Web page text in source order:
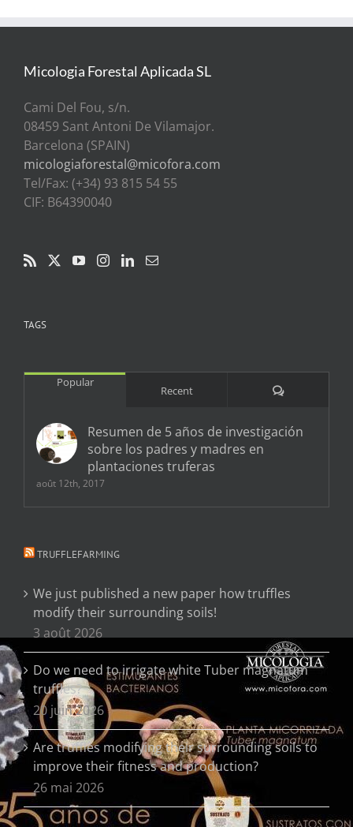
Micologia Forestal Aplicada SL
Cami Del Fou, s/n.
08459 Sant Antoni De Vilamajor.
Barcelona (SPAIN)
micologiaforestal@micofora.com
Tel/Fax: (+34) 93 815 54 55
CIF: B64390040
TAGS
Popular
Recent Comments
Resumen de 5 años de investigación
sobre los padres y madres en
plantaciones truferas
août 12th, 2017
TRUFFLEFARMING
We just published a new paper how truffles
modify their surrounding soils!
3 août 2026
Do we need to irrigate white Tuber magnatum
truffles?
20 juin 2026
Are truffles modifying their surrounding soils to
improve their fitness and production?
26 mai 2026